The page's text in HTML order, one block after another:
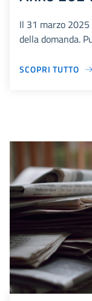
Il 31 marzo
della domanda.
SCOPRI TUTTO